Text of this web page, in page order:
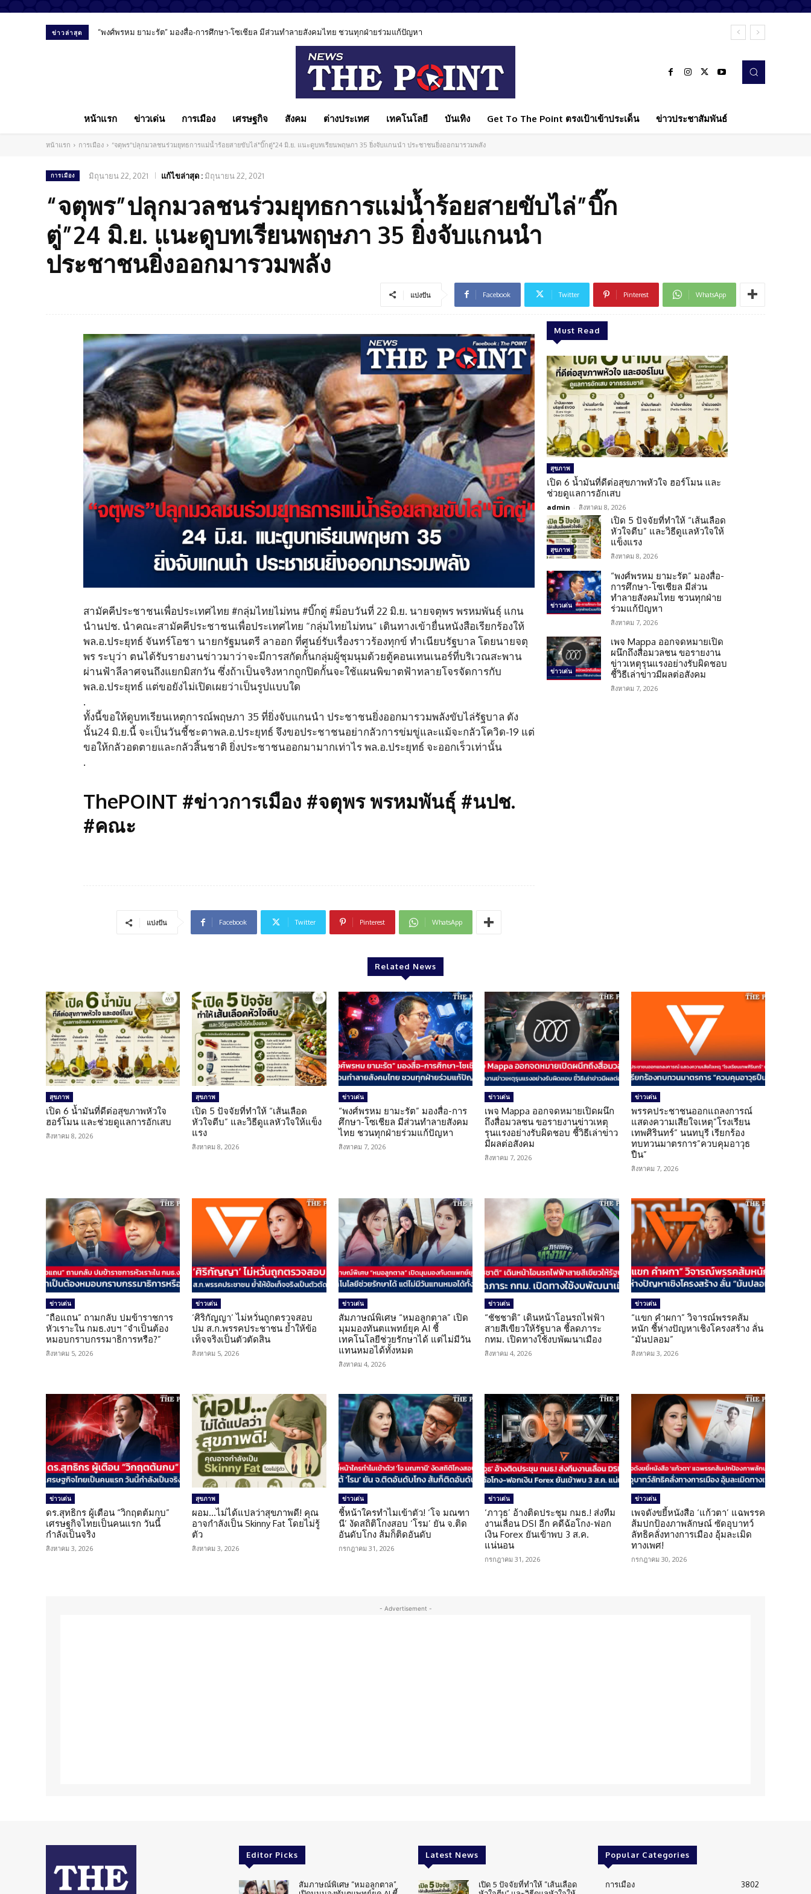
ข่าวล่าสุด “พงศ์พรหม ยามะรัต” มองสื่อ-การศึกษา-โซเชียล มีส่วนทำลายสังคมไทย ชวนทุกฝ่ายร่วมแก้ปัญหา
หน้าแรก ข่าวเด่น การเมือง เศรษฐกิจ สังคม ต่างประเทศ เทคโนโลยี บันเทิง Get To The Point ตรงเป้าเข้าประเด็น ข่าวประชาสัมพันธ์
หน้าแรก การเมือง “จตุพร”ปลุกมวลชนร่วมยุทธการแม่น้ำร้อยสายขับไล่"บิ๊กตู่"24 มิ.ย. แนะดูบทเรียนพฤษภา 35 ยิ่งจับแกนนำ ประชาชนยิ่งออกมารวมพลัง
การเมือง มิถุนายน 22, 2021 แก้ไขล่าสุด : มิถุนายน 22, 2021
“จตุพร”ปลุกมวลชนร่วมยุทธการแม่น้ำร้อยสายขับไล่”บิ๊ก
ตู่”24 มิ.ย. แนะดูบทเรียนพฤษภา 35 ยิ่งจับแกนนำ
ประชาชนยิ่งออกมารวมพลัง
แบ่งปัน Facebook Twitter Pinterest WhatsApp
สามัคคีประชาชนเพื่อประเทศไทย #กลุ่มไทยไม่ทน #บิ๊กตู่ #ม็อบวันที่ 22 มิ.ย. นายจตุพร พรหมพันธุ์ แกน
นำนปช. นำคณะสามัคคีประชาชนเพื่อประเทศไทย “กลุ่มไทยไม่ทน” เดินทางเข้ายื่นหนังสือเรียกร้องให้
พล.อ.ประยุทธ์ จันทร์โอชา นายกรัฐมนตรี ลาออก ที่ศูนย์รับเรื่องราวร้องทุกข์ ทำเนียบรัฐบาล โดยนายจตุ
พร ระบุว่า ตนได้รับรายงานข่าวมาว่าจะมีการสกัดกั้นกลุ่มผู้ชุมนุมด้วยตู้คอนเทนเนอร์ที่บริเวณสะพาน
ผ่านฟ้าลีลาศจนถึงแยกมิสกวัน ซึ่งถ้าเป็นจริงหากถูกปิดกั้นจะใช้แผนพิฆาตฟ้าทลายโจรจัดการกับ
พล.อ.ประยุทธ์ แต่ขอยังไม่เปิดเผยว่าเป็นรูปแบบใด
.
ทั้งนี้ขอให้ดูบทเรียนเหตุการณ์พฤษภา 35 ที่ยิ่งจับแกนนำ ประชาชนยิ่งออกมารวมพลังขับไล่รัฐบาล ดัง
นั้น24 มิ.ย.นี้ จะเป็นวันชี้ชะตาพล.อ.ประยุทธ์ จึงขอประชาชนอย่ากลัวการข่มขู่และแม้จะกลัวโควิด-19 แต่
ขอให้กลัวอดตายและกลัวสิ้นชาติ ยิ่งประชาชนออกมามากเท่าไร พล.อ.ประยุทธ์ จะออกเร็วเท่านั้น
.
ThePOINT #ข่าวการเมือง #จตุพร พรหมพันธุ์ #นปช.
#คณะ
แบ่งปัน Facebook Twitter Pinterest WhatsApp
Must Read
สุขภาพ
เปิด 6 น้ำมันที่ดีต่อสุขภาพหัวใจ ฮอร์โมน และ
ช่วยดูแลการอักเสบ
admin - สิงหาคม 8, 2026
สุขภาพ
เปิด 5 ปัจจัยที่ทำให้ “เส้นเลือด
หัวใจตีบ” และวิธีดูแลหัวใจให้
แข็งแรง
สิงหาคม 8, 2026
ข่าวเด่น
“พงศ์พรหม ยามะรัต” มองสื่อ-
การศึกษา-โซเชียล มีส่วน
ทำลายสังคมไทย ชวนทุกฝ่าย
ร่วมแก้ปัญหา
สิงหาคม 7, 2026
ข่าวเด่น
เพจ Mappa ออกจดหมายเปิด
ผนึกถึงสื่อมวลชน ขอรายงาน
ข่าวเหตุรุนแรงอย่างรับผิดชอบ
ชี้วิธีเล่าข่าวมีผลต่อสังคม
สิงหาคม 7, 2026
Related News
สุขภาพ
เปิด 6 น้ำมันที่ดีต่อสุขภาพหัวใจ
ฮอร์โมน และช่วยดูแลการอักเสบ
สิงหาคม 8, 2026
สุขภาพ
เปิด 5 ปัจจัยที่ทำให้ “เส้นเลือด
หัวใจตีบ” และวิธีดูแลหัวใจให้แข็ง
แรง
สิงหาคม 8, 2026
ข่าวเด่น
“พงศ์พรหม ยามะรัต” มองสื่อ-การ
ศึกษา-โซเชียล มีส่วนทำลายสังคม
ไทย ชวนทุกฝ่ายร่วมแก้ปัญหา
สิงหาคม 7, 2026
ข่าวเด่น
เพจ Mappa ออกจดหมายเปิดผนึก
ถึงสื่อมวลชน ขอรายงานข่าวเหตุ
รุนแรงอย่างรับผิดชอบ ชี้วิธีเล่าข่าว
มีผลต่อสังคม
สิงหาคม 7, 2026
ข่าวเด่น
พรรคประชาชนออกแถลงการณ์
แสดงความเสียใจเหตุ”โรงเรียน
เทพศิรินทร์” นนทบุรี เรียกร้อง
ทบทวนมาตรการ”ควบคุมอาวุธ
ปืน”
สิงหาคม 7, 2026
ข่าวเด่น
“ถือแถน” ถามกลับ ปมข้าราชการ
หัวเราะใน กมธ.งบฯ “จำเป็นต้อง
หมอบกราบกรรมาธิการหรือ?”
สิงหาคม 5, 2026
ข่าวเด่น
‘ศิริกัญญา’ ไม่หวั่นถูกตรวจสอบ
ปม ส.ก.พรรคประชาชน ย้ำให้ข้อ
เท็จจริงเป็นตัวตัดสิน
สิงหาคม 5, 2026
ข่าวเด่น
สัมภาษณ์พิเศษ “หมอลูกตาล” เปิด
มุมมองทันตแพทย์ยุค AI ชี้
เทคโนโลยีช่วยรักษาได้ แต่ไม่มีวัน
แทนหมอได้ทั้งหมด
สิงหาคม 4, 2026
ข่าวเด่น
“ชัชชาติ” เดินหน้าโอนรถไฟฟ้า
สายสีเขียวให้รัฐบาล ชี้ลดภาระ
กทม. เปิดทางใช้งบพัฒนาเมือง
สิงหาคม 4, 2026
ข่าวเด่น
“แขก คำผกา” วิจารณ์พรรคส้ม
หนัก ชี้ห่างปัญหาเชิงโครงสร้าง ลั่น
“มันปลอม”
สิงหาคม 3, 2026
ข่าวเด่น
ดร.สุทธิกร ผู้เตือน “วิกฤตต้มกบ”
เศรษฐกิจไทยเป็นคนแรก วันนี้
กำลังเป็นจริง
สิงหาคม 3, 2026
สุขภาพ
ผอม…ไม่ได้แปลว่าสุขภาพดี! คุณ
อาจกำลังเป็น Skinny Fat โดยไม่รู้
ตัว
สิงหาคม 3, 2026
ข่าวเด่น
ชี้หน้าใครทำไมเข้าตัว! ‘โจ มณฑา
นี’ งัดสถิติโกงสอบ ‘โรม’ ยัน จ.ติด
อันดับโกง ส้มก็ติดอันดับ
กรกฎาคม 31, 2026
ข่าวเด่น
‘ภาวุธ’ อ้างติดประชุม กมธ.! ส่งทีม
งานเลื่อน DSI อีก คดีฉ้อโกง-ฟอก
เงิน Forex ยันเข้าพบ 3 ส.ค.
แน่นอน
กรกฎาคม 31, 2026
ข่าวเด่น
เพจดังขยี้หนังสือ ‘แก้วตา’ แฉพรรค
ส้มปกป้องภาพลักษณ์ ซัดอุบาทว์
ลัทธิคลั่งทางการเมือง อุ้มละเมิด
ทางเพศ!
กรกฎาคม 30, 2026
- Advertisement -
Editor Picks
สัมภาษณ์พิเศษ “หมอลูกตาล”
Latest News
เปิด 5 ปัจจัยที่ทำให้ “เส้นเลือด
Popular Categories
การเมือง
3802